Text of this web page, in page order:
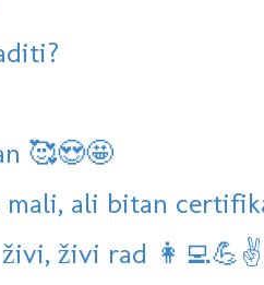
🥰😍🤩
mali, ali bitan
živi, živi rad 👩‍💻💪✌️